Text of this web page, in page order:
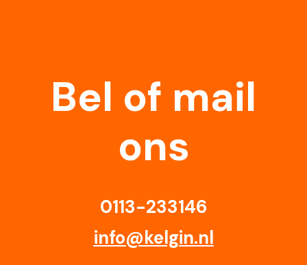
Bel of mail
ons
0113-233146
info@kelgin.nl